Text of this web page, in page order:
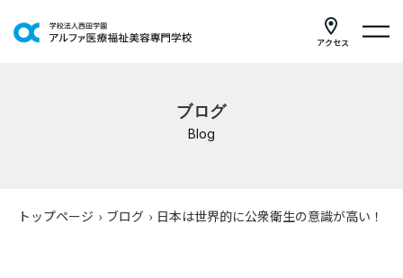
アクセス
ブログ
Blog
トップページ › ブログ › 日本は世界的に公衆衛生の意識が高い！